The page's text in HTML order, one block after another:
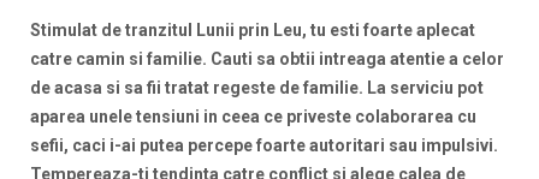
Stimulat de tranzitul Lunii prin Leu, tu esti foarte aplecat
catre camin si familie. Cauti sa obtii intreaga atentie a celor
de acasa si sa fii tratat regeste de familie. La serviciu pot
aparea unele tensiuni in ceea ce priveste colaborarea cu
sefii, caci i-ai putea percepe foarte autoritari sau impulsivi.
Tempereaza-ti tendinta catre conflict si alege calea de